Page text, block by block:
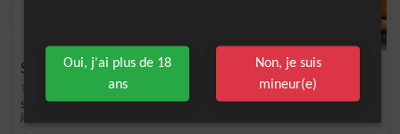
Smoothie Carotte Orange
Smoothie ultra vitaminé à base d'orange et de carotte, idéal pour commencer la
journée.
Oui, j'ai plus de 18
ans
Non, je suis
mineur(e)